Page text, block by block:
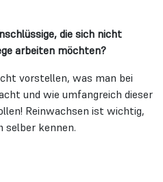
die sich nicht
arbeiten möchten?
vorstellen, was man bei
und wie umfangreich dieser
Reinwachsen ist wichtig,
selber kennen.